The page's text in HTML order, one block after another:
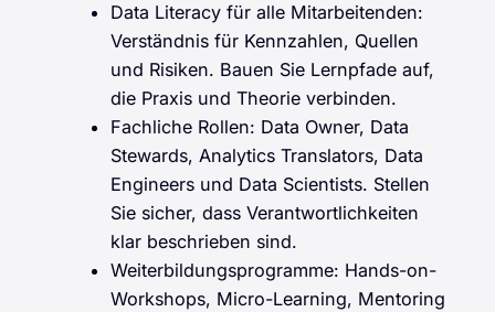
Data Literacy für alle Mitarbeitenden:
Verständnis für Kennzahlen, Quellen
und Risiken. Bauen Sie Lernpfade auf,
die Praxis und Theorie verbinden.
Fachliche Rollen: Data Owner, Data
Stewards, Analytics Translators, Data
Engineers und Data Scientists. Stellen
Sie sicher, dass Verantwortlichkeiten
klar beschrieben sind.
Weiterbildungsprogramme: Hands-on-
Workshops, Micro-Learning, Mentoring